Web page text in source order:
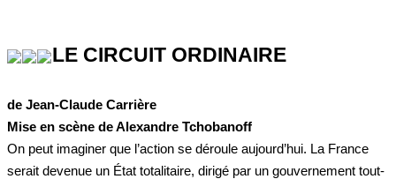
LE CIRCUIT ORDINAIRE
de Jean-Claude Carrière
Mise en scène de Alexandre Tchobanoff
On peut imaginer que l’action se déroule aujourd’hui. La France
serait devenue un État totalitaire, dirigé par un gouvernement tout-